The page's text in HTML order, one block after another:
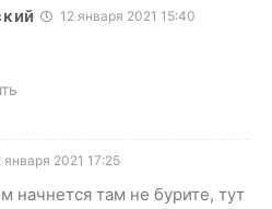
12 января 2021 15:40
января 2021 17:25
начнется там не бурите, тут